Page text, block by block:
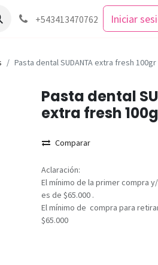
+543413470762 Iniciar
Pasta dental SUDANTA extra fresh 100gr
Pasta dental
extra fresh
Comparar
Aclaración:
El mínimo de la primer compra
es de $65.000 .
El mínimo de compra para
$65.000